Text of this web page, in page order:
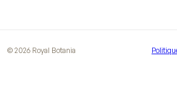
© 2026 Royal Botania